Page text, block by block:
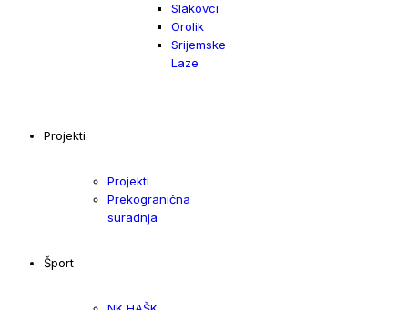
Slakovci
Orolik
Srijemske
Laze
Projekti
Projekti
Prekogranična
suradnja
Šport